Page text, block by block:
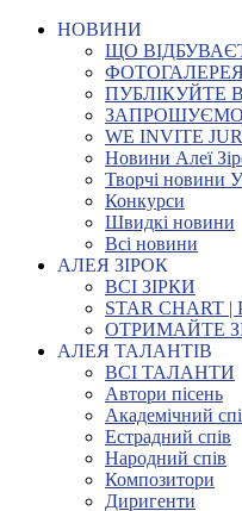
НОВИНИ
ЩО
ПУБЛІКУЙТЕ
ЗАПРОШУЄМО
WE INVITE
Новини Алеї
Творчі новини
Конкурси
Швидкі новини
Всі новини
АЛЕЯ ЗІРОК
ВСІ ЗІРКИ
STAR CHART
ОТРИМАЙТЕ
АЛЕЯ ТАЛАНТІВ
ВСІ ТАЛАНТИ
Автори пісень
Академічний
Естрадний спів
Народний спів
Композитори
Диригенти